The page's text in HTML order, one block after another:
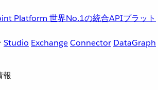
Platform 世界No.1の統合APIプラット
Studio ExchangeConnector DataGraph
報